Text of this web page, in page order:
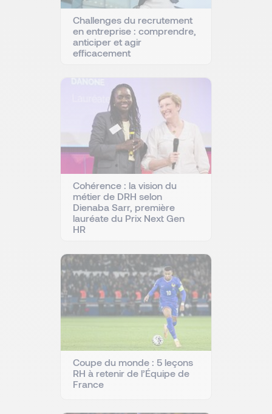
Challenges du recrutement
en entreprise : comprendre,
anticiper et agir
efficacement
Cohérence : la vision du
métier de DRH selon
Dienaba Sarr, première
lauréate du Prix Next Gen
HR
Coupe du monde : 5 leçons
RH à retenir de l’Équipe de
France